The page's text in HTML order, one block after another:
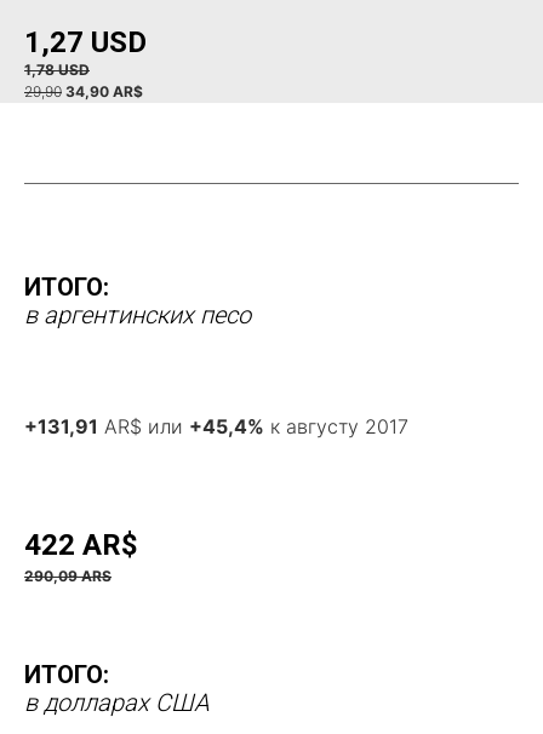
1,27 USD
1,78 USD
29,90 34,90 AR$
ИТОГО:
в аргентинских песо
+131,91 AR$ или +45,4% к августу 2017
422 AR$
290,09 ARS
ИТОГО:
в долларах США